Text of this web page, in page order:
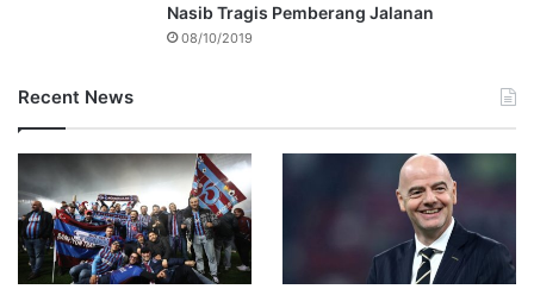
Nasib Tragis Pemberang Jalanan
08/10/2019
Recent News